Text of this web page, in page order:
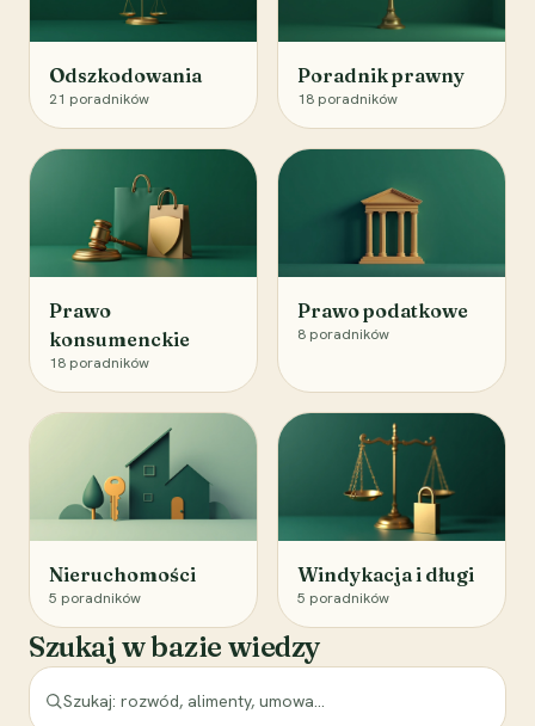
Odszkodowania
21 poradników
Poradnik prawny
18 poradników
Prawo
konsumenckie
18 poradników
Prawo podatkowe
8 poradników
Nieruchomości
5 poradników
Windykacja i długi
5 poradników
Szukaj w bazie wiedzy